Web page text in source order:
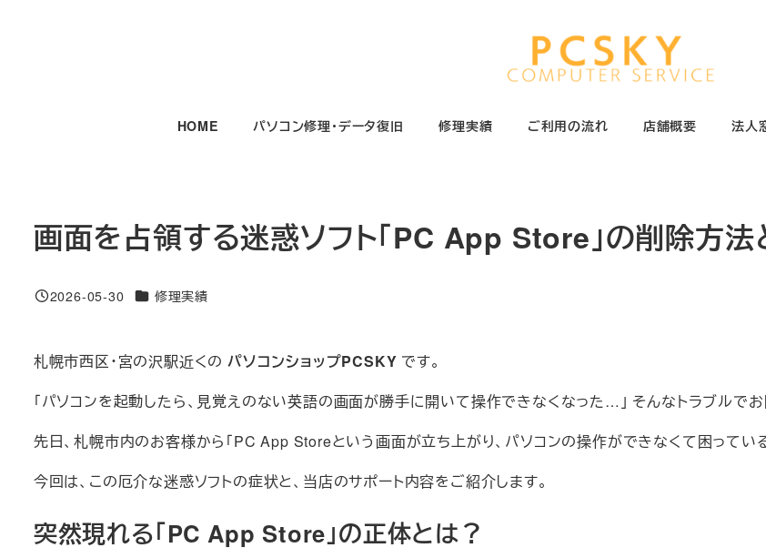
HOME パソコン修理・データ復旧 修理実績 ご利用の流れ 店舗概要 法人
画面を占領する迷惑ソフト「PC App Store」の削除方
投稿日
2026-05-30 カテゴリー
修理実績
札幌市西区・宮の沢駅近くの パソコンショップPCSKY です。
「パソコンを起動したら、見覚えのない英語の画面が勝手に開いて操作できなくなった…」 そんなトラブルで
先日、札幌市内のお客様から「PC App Storeという画面が立ち上がり、パソコンの操作ができなくて困ってい
今回は、この厄介な迷惑ソフトの症状と、当店のサポート内容をご紹介します。
突然現れる「PC App Store」の正体とは？